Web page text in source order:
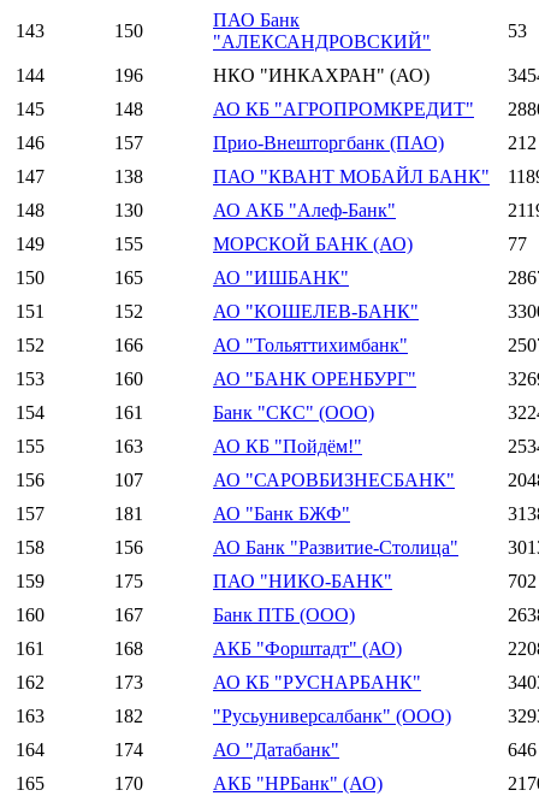
143 150
ПАО Банк
"АЛЕКСАНДРОВСКИЙ"
53
144 196 НКО "ИНКАХРАН" (АО)
145
148 АО КБ "АГРОПРОМКРЕДИТ"
146
157 Прио-Внешторгбанк (ПАО)
212
147
138 ПАО "КВАНТ МОБАЙЛ БАНК"
148
130 АО АКБ "Алеф-Банк"
149
155 МОРСКОЙ БАНК (АО)
77
150
165 АО "ИШБАНК"
151
152 АО "КОШЕЛЕВ-БАНК"
152
166 АО "Тольяттихимбанк"
153
160 АО "БАНК ОРЕНБУРГ"
154
161 Банк "СКС" (ООО)
155
163 АО КБ "Пойдём!"
156
107 АО "САРОВБИЗНЕСБАНК"
157
181 АО "Банк БЖФ"
158
156 АО Банк "Развитие-Столица"
159
175 ПАО "НИКО-БАНК"
702
160
167 Банк ПТБ (ООО)
161
168 АКБ "Форштадт" (АО)
162
173 АО КБ "РУСНАРБАНК"
163
182 "Русьуниверсалбанк" (ООО)
164
174 АО "Датабанк"
646
165
170 АКБ "НРБанк" (АО)